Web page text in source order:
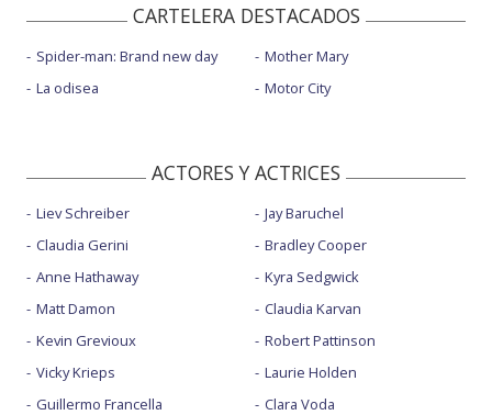
CARTELERA DESTACADOS
Spider-man: Brand new day
La odisea
Mother Mary
Motor City
ACTORES Y ACTRICES
Liev Schreiber
Claudia Gerini
Anne Hathaway
Matt Damon
Kevin Grevioux
Vicky Krieps
Guillermo Francella
Jay Baruchel
Bradley Cooper
Kyra Sedgwick
Claudia Karvan
Robert Pattinson
Laurie Holden
Clara Voda